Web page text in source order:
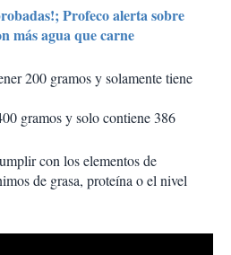
Profeco alerta sobre
más agua que carne
200 gramos y solamente tiene
gramos y solo contiene 386
con los elementos de
de grasa, proteína o el nivel